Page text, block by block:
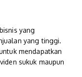
yang
yang tinggi.
mendapatkan
sukuk maupun